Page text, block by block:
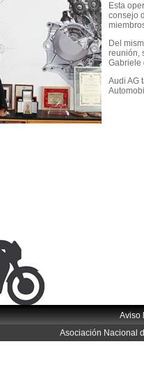
Esta
consejo
Del
reunión,
Gabriele
Audi AG
Aviso
Asociación Nacional